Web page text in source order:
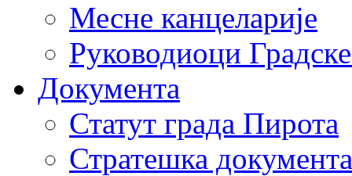
Месне канцеларије
Руководиоци
Документа
Статут града Пирота
Стратешка документа